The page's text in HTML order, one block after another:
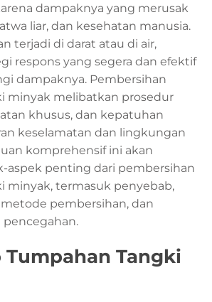
dampaknya yang merusak
liar, dan kesehatan manusia.
terjadi di darat atau di air,
respons yang segera dan efektif
dampaknya. Pembersihan
minyak melibatkan prosedur
khusus, dan kepatuhan
keselamatan dan lingkungan
komprehensif ini akan
aspek penting dari pembersihan
minyak, termasuk penyebab,
pembersihan, dan
Tumpahan Tangki